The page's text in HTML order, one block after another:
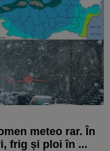
meteo rar. În
frig și ploi în ...